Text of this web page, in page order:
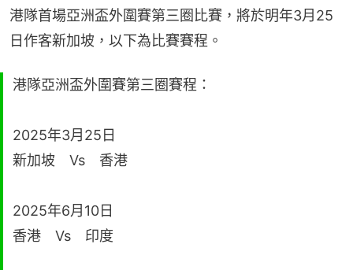
港隊首場亞洲盃外圍賽第三圈比賽，將於明年3月25
日作客新加坡，以下為比賽賽程。
港隊亞洲盃外圍賽第三圈賽程：
2025年3月25日
新加坡 Vs 香港
2025年6月10日
香港 Vs 印度